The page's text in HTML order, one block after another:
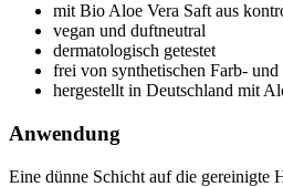
mit Bio Aloe Vera Saft aus
vegan und duftneutral
dermatologisch getestet
frei von synthetischen Farb-
hergestellt in Deutschland mit
Anwendung
Eine dünne Schicht auf die gereinigte